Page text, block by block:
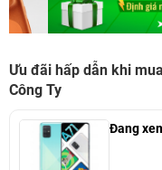
Ưu đãi hấp dẫn khi
Công Ty
Đang